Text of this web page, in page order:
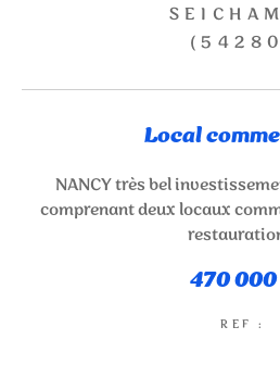
Local
NANCY très bel
comprenant deux locaux
470
REF :
COUPS DE COEUR